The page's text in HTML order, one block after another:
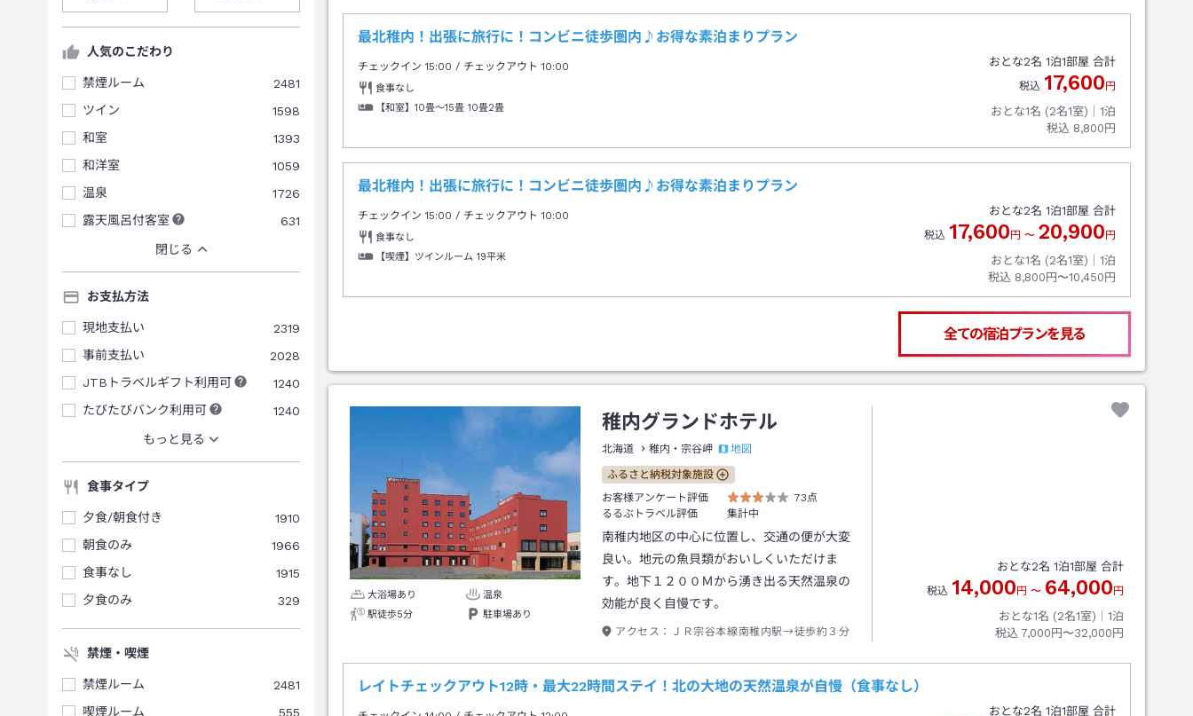
人気のこだわり
禁煙ルーム
2481
ツイン
1598
和室
1393
和洋室
1059
温泉
1726
露天風呂付客室
631
閉じる
お支払方法
現地支払い
2319
事前支払い
2028
JTBトラベルギフト利用可
1240
たびたびバンク利用可
1240
もっと見る
食事タイプ
夕食/朝食付き
1910
朝食のみ
1966
食事なし
1915
夕食のみ
329
禁煙・喫煙
禁煙ルーム
2481
喫煙ルーム
555
最北稚内！出張に旅行に！コンビニ徒歩圏内♪お得な素泊まりプラン
チェックイン15:00 / チェックアウト 10:00
食事なし
【和室】10畳～15畳 10畳2畳
おとな2名 1泊1部屋 合計
税込 17,600 円
おとな1名 (2名1室)｜ 1泊
税込 8,800円
最北稚内！出張に旅行に！コンビニ徒歩圏内♪お得な素泊まりプラン
チェックイン15:00 / チェックアウト 10:00
食事なし
【喫煙】ツインルーム 19平米
おとな2名 1泊1部屋 合計
税込 17,600 円 〜 20,900 円
おとな1名 (2名1室)｜ 1泊
税込 8,800円〜10,450円
全ての宿泊プランを見る
大浴場あり
温泉
駅徒歩5分
駐車場あり
稚内グランドホテル
北海道 稚内・宗谷岬 地図
ふるさと納税対象施設
お客様アンケート評価
73点
るるぶトラベル評価
集計中
南稚内地区の中心に位置し、交通の便が大変
良い。地元の魚貝類がおいしくいただけま
す。地下１２００Ｍから湧き出る天然温泉の
効能が良く自慢です。
アクセス： ＪＲ宗谷本線南稚内駅→徒歩約３分
おとな2名 1泊1部屋 合計
税込 14,000 円 〜 64,000 円
おとな1名 (2名1室)｜ 1泊
税込 7,000円〜32,000円
レイトチェックアウト12時・最大22時間ステイ！北の大地の天然温泉が自慢（食事なし）
おとな2名 1泊1部屋 合計